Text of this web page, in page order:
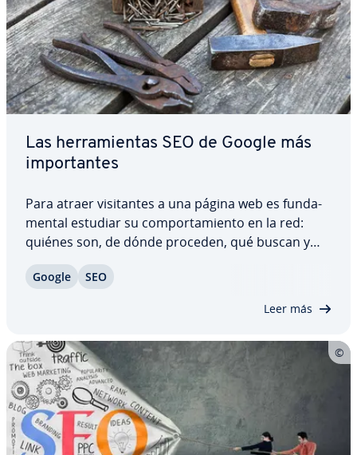
Las he­rra­mie­n­tas SEO de Google más
im­po­r­ta­n­tes
Para atraer vi­si­ta­n­tes a una página web es fu­n­da­
me­n­tal estudiar su co­m­po­r­ta­mie­n­to en la red:
quiénes son, de dónde proceden, qué buscan y
enseguida? Las he­rra­mie­n­tas de SEO que Google
Google SEO
Leer más